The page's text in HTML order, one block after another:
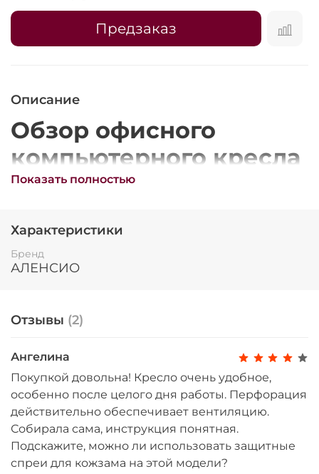
Предзаказ
Описание
Обзор офисного
компьютерного кресла
Фортуна от фабрики
функциональность и
стиль для вашего
Короткое описание
Кресло компьютерное "Фортуна"
от фабрики
АЛЕНСИО – это стильное и функциональное
решение для вашего офиса. Выполненное в
элегантном бежевом цвете, оно обшито
качественным кожзамом, обеспечивающим
долговечность и легкость в уходе. Мех качания и
удобная форма делают данную модель
комфортной для продолжительной работы.
Легкость сборки в разборном исполнении
Показать полностью
Характеристики
Бренд
АЛЕНСИО
Отзывы (2)
Ангелина
Покупкой довольна! Кресло очень удобное,
особенно после целого дня работы. Перфорация
действительно обеспечивает вентиляцию.
Собирала сама, инструкция понятная.
Подскажите, можно ли использовать защитные
спреи для кожзама на этой модели?
по25%каждые 2 недели
об оплате Плайтом
раз в 2 недели
Остались вопросы?
8 800 302-02-51